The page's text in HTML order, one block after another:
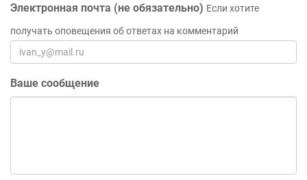
Электронная почта (не обязательно) Если хотите
получать оповещения об ответах на комментарий
Ваше сообщение